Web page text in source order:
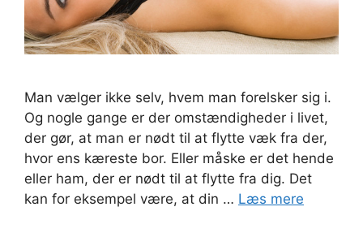
Man vælger ikke selv, hvem man forelsker sig i.
Og nogle gange er der omstændigheder i livet,
der gør, at man er nødt til at flytte væk fra der,
hvor ens kæreste bor. Eller måske er det hende
eller ham, der er nødt til at flytte fra dig. Det
kan for eksempel være, at din … Læs mere